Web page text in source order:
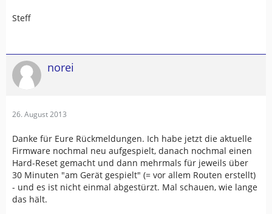
Steff
norei
26. August 2013
Danke für Eure Rückmeldungen. Ich habe jetzt die aktuelle
Firmware nochmal neu aufgespielt, danach nochmal einen
Hard-Reset gemacht und dann mehrmals für jeweils über
30 Minuten "am Gerät gespielt" (= vor allem Routen erstellt)
- und es ist nicht einmal abgestürzt. Mal schauen, wie lange
das hält.